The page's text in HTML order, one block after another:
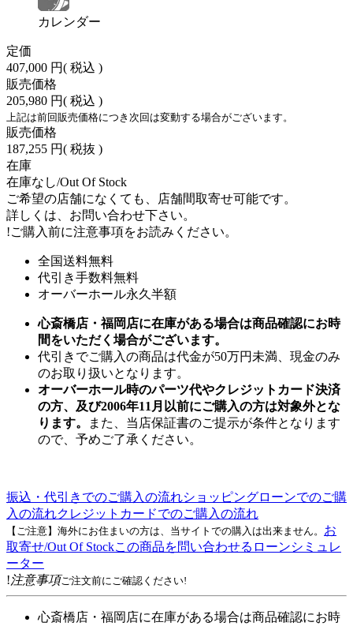
カレンダー
定価
407,000 円( 税込 )
販売価格
205,980 円( 税込 )
上記は前回販売価格につき次回は変動する場合がございます。
販売価格
187,255 円( 税抜 )
在庫
在庫なし/Out Of Stock
ご希望の店舗になくても、店舗間取寄せ可能です。
詳しくは、お問い合わせ下さい。
!ご購入前に注意事項をお読みください。
全国送料無料
代引き手数料無料
オーバーホール永久半額
心斎橋店・福岡店に在庫がある場合は商品確認にお時
間をいただく場合がございます。
代引きでご購入の商品は代金が50万円未満、現金のみ
のお取り扱いとなります。
オーバーホール時のパーツ代やクレジットカード決済
の方、及び2006年11月以前にご購入の方は対象外とな
ります。
また、当店保証書のご提示が条件となります
ので、予めご了承ください。
振込・代引きでのご購入の流れショッピングローンでのご購
入の流れクレジットカードでのご購入の流れ
【ご注意】海外にお住まいの方は、当サイトでの購入は出来ません。 お
取寄せ/Out Of Stockこの商品を問い合わせる ローンシミュレ
ーター
!注意事項ご注文前にご確認ください!
心斎橋店・福岡店に在庫がある場合は商品確認にお時